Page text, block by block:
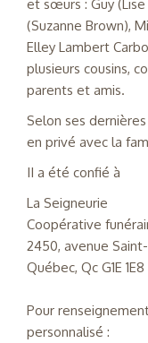
et sœurs : Guy (Lise
(Suzanne Brown),
Elley Lambert
plusieurs cousins,
parents et amis.
Selon ses
en privé avec la
II a été confié à
La Seigneurie
Coopérative
2450, avenue
Québec, Qc G1E 1E8
Pour
personnalisé :